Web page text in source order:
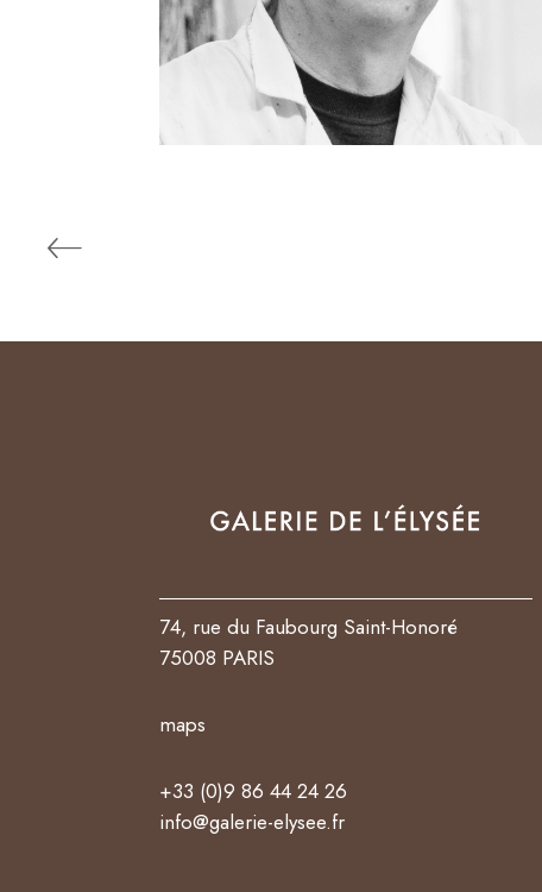
74, rue du Faubourg Saint-Honoré
75008 PARIS
maps
+33 (0)9 86 44 24 26
info@galerie-elysee.fr